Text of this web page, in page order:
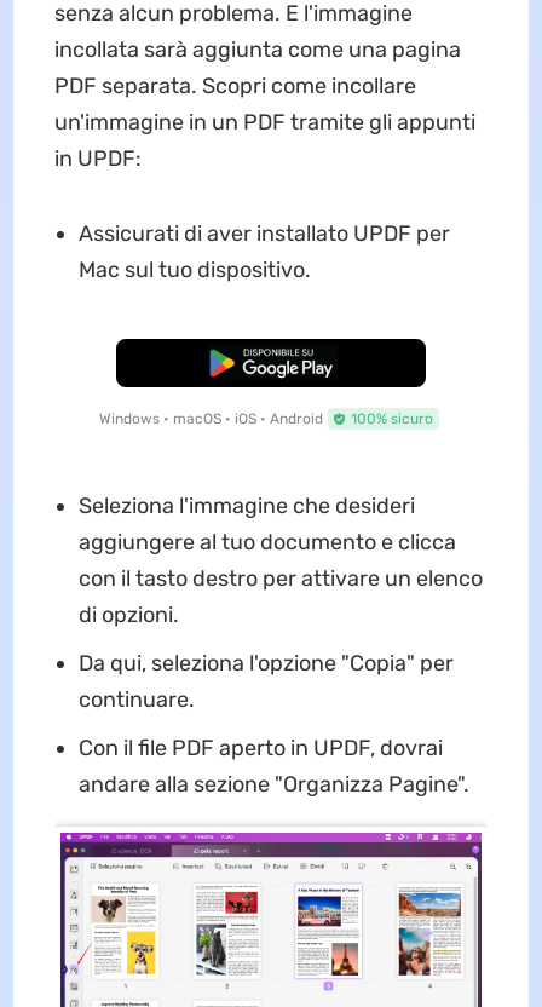
senza alcun problema. E l'immagine
incollata sarà aggiunta come una pagina
PDF separata. Scopri come incollare
un'immagine in un PDF tramite gli appunti
in UPDF:
Assicurati di aver installato UPDF per
Mac sul tuo dispositivo.
Download Gratis
Windows • macOS • iOS • Android 100% sicuro
Seleziona l'immagine che desideri
aggiungere al tuo documento e clicca
con il tasto destro per attivare un elenco
di opzioni.
Da qui, seleziona l'opzione "Copia" per
continuare.
Con il file PDF aperto in UPDF, dovrai
andare alla sezione "Organizza Pagine".